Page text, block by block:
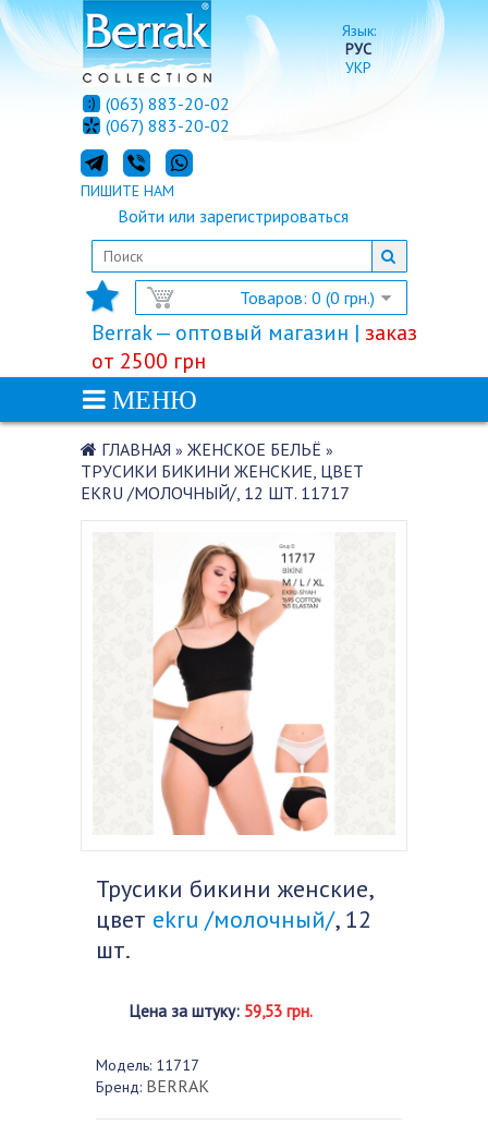
Язык:
РУС
УКР
Товаров: 0 (0 грн.)
Войти или зарегистрироваться
(063) 883-20-02
(067) 883-20-02
ПИШИТЕ НАМ
Berrak — оптовый магазин | заказ
от 2500 грн
МЕНЮ
ГЛАВНАЯ » ЖЕНСКОЕ БЕЛЬЁ »
ТРУСИКИ БИКИНИ ЖЕНСКИЕ, ЦВЕТ
EKRU /МОЛОЧНЫЙ/, 12 ШТ. 11717
Трусики бикини женские,
цвет ekru /молочный/, 12
шт.
Цена за штуку: 59,53 грн.
Модель: 11717
Бренд: BERRAK